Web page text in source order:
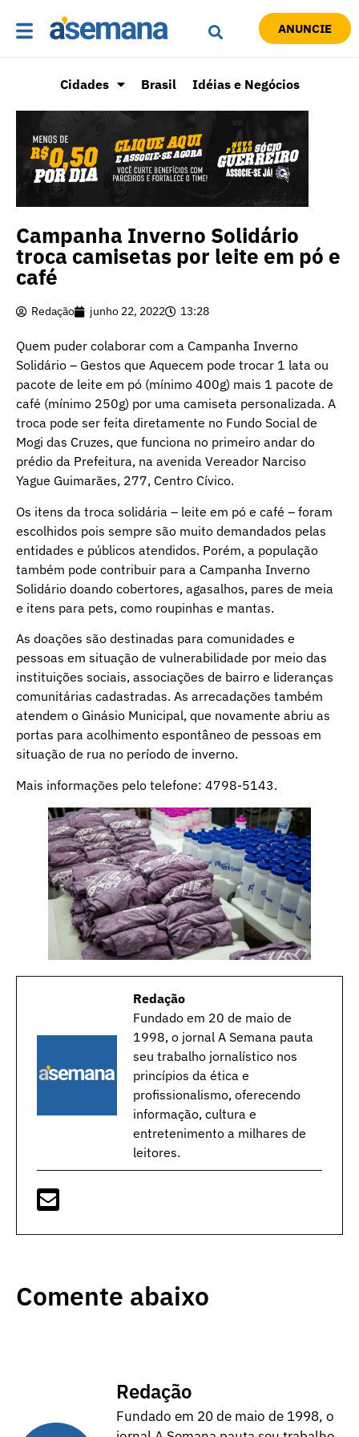
ANUNCIE
Cidades Brasil Idéias e Negócios
Campanha Inverno Solidário
troca camisetas por leite em pó e
café
Redação junho 22, 2022 13:28
Quem puder colaborar com a Campanha Inverno
Solidário – Gestos que Aquecem pode trocar 1 lata ou
pacote de leite em pó (mínimo 400g) mais 1 pacote de
café (mínimo 250g) por uma camiseta personalizada. A
troca pode ser feita diretamente no Fundo Social de
Mogi das Cruzes, que funciona no primeiro andar do
prédio da Prefeitura, na avenida Vereador Narciso
Yague Guimarães, 277, Centro Cívico.
Os itens da troca solidária – leite em pó e café – foram
escolhidos pois sempre são muito demandados pelas
entidades e públicos atendidos. Porém, a população
também pode contribuir para a Campanha Inverno
Solidário doando cobertores, agasalhos, pares de meia
e itens para pets, como roupinhas e mantas.
As doações são destinadas para comunidades e
pessoas em situação de vulnerabilidade por meio das
instituições sociais, associações de bairro e lideranças
comunitárias cadastradas. As arrecadações também
atendem o Ginásio Municipal, que novamente abriu as
portas para acolhimento espontâneo de pessoas em
situação de rua no período de inverno.
Mais informações pelo telefone: 4798-5143.
Redação
Fundado em 20 de maio de
1998, o jornal A Semana pauta
seu trabalho jornalístico nos
princípios da ética e
profissionalismo, oferecendo
informação, cultura e
entretenimento a milhares de
leitores.
Comente abaixo
Redação
Fundado em 20 de maio de 1998, o